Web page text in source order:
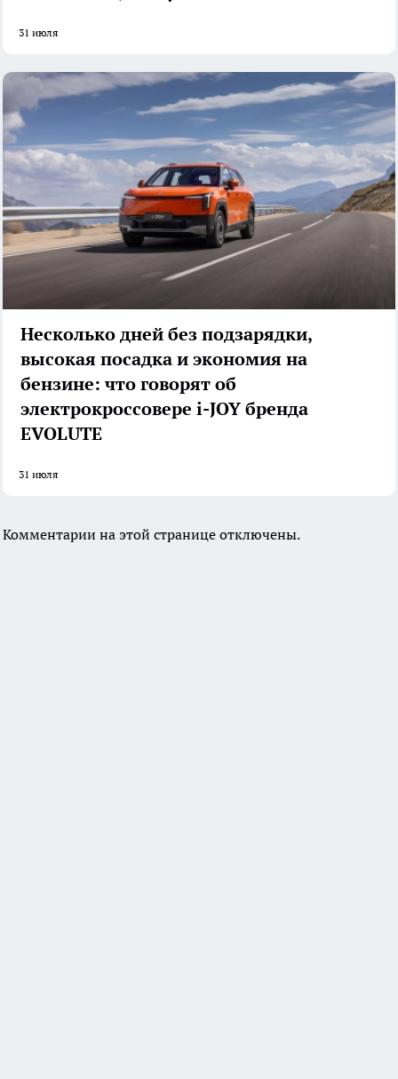
31 июля
Несколько дней без подзарядки,
высокая посадка и экономия на
бензине: что говорят об
электрокроссовере i-JOY бренда
EVOLUTE
31 июля
Комментарии на этой странице отключены.